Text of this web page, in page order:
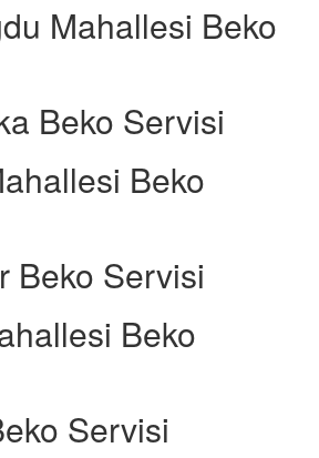
Mahallesi Beko
Beko Servisi
Beko
Beko Servisi
Beko
Servisi